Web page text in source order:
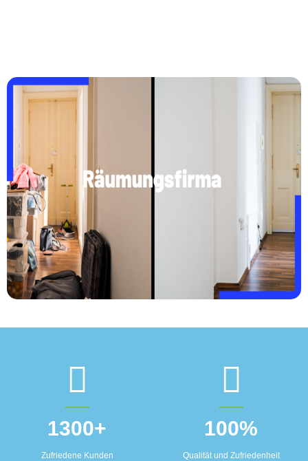
1300+
Zufriedene Kunden
100%
Qualität und Zufriedenheit